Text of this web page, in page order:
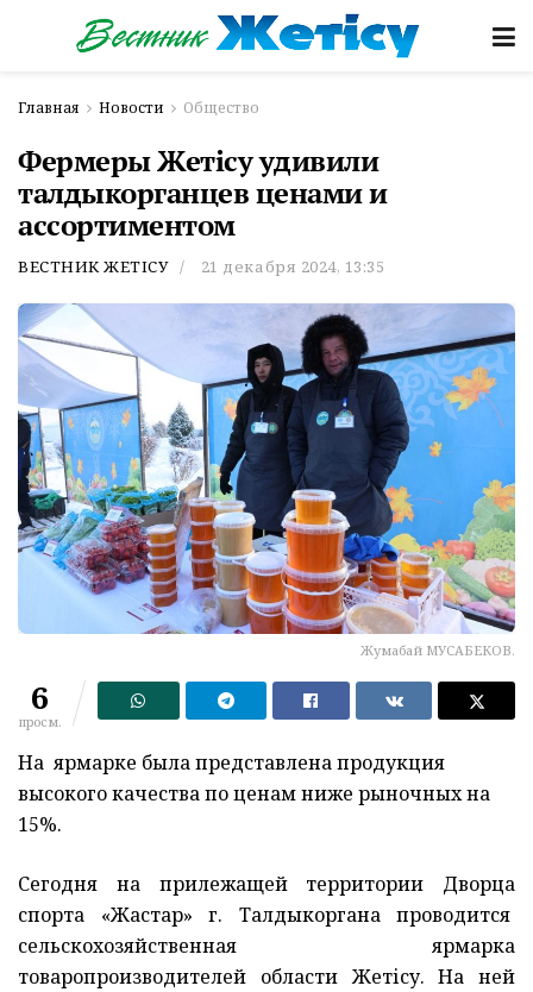
Главная Новости Общество
Фермеры Жетісу удивили
талдыкорганцев ценами и
ассортиментом
ВЕСТНИК ЖЕТІСУ 21 декабря 2024, 13:35
Жумабай МУСАБЕКОВ.
6
просм.
На ярмарке была представлена продукция
высокого качества по ценам ниже рыночных на
15%.
Сегодня на прилежащей территории Дворца
спорта «Жастар» г. Талдыкоргана проводится
сельскохозяйственная ярмарка
товаропроизводителей области Жетісу. На ней